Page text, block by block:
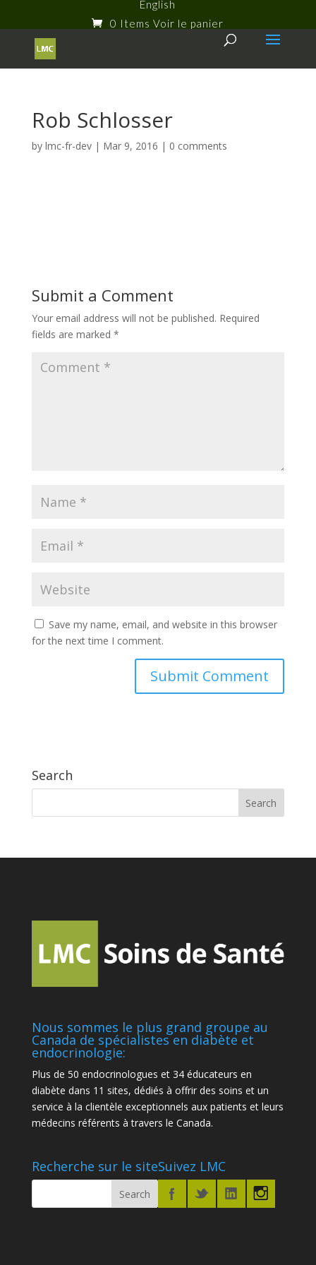
English
0 Items
Rob Schlosser
by lmc-fr-dev| Mar 9, 2016 | 0 comments
Submit a Comment
Your email address will not be published. Required
fields are marked *
Save my name, email, and website in this browser
for the next time I comment.
Search
Nous sommes le plus grand groupe au
Canada de spécialistes en diabète et
endocrinologie:
Plus de 50 endocrinologues et 34 éducateurs en
diabète dans 11 sites, dédiés à offrir des soins et un
service à la clientèle exceptionnels aux patients et leurs
médecins référents à travers le Canada.
Recherche sur le siteSuivez LMC